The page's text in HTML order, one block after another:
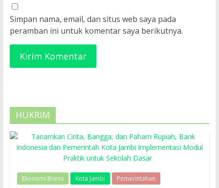
Simpan nama, email, dan situs web saya pada
peramban ini untuk komentar saya berikutnya.
HUKRIM
Ekonomi Bisnis Kota Jambi Pemerintahan